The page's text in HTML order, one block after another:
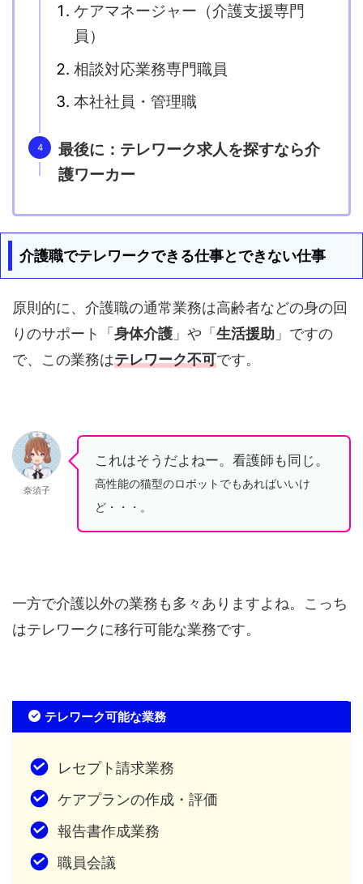
ケアマネージャー（介護支援専門
員）
相談対応業務専門職員
本社社員・管理職
最後に：テレワーク求人を探すなら介
護ワーカー
介護職でテレワークできる仕事とできない仕事
原則的に、介護職の通常業務は高齢者などの身の回
りのサポート「身体介護 」や「生活援助 」ですの
で、この業務はテレワーク不可です。
奈須子
これはそうだよねー。看護師も同じ。
高性能の猫型のロボットでもあればいいけ
ど・・・。
一方で介護以外の業務も多々ありますよね。こっち
はテレワークに移行可能な業務です。
テレワーク可能な業務
レセプト請求業務
ケアプランの作成・評価
報告書作成業務
職員会議